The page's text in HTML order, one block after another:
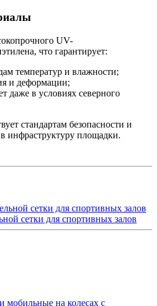
UV-
что гарантирует:
температур и влажности;
и деформации;
даже в условиях северного
стандартам безопасности и
инфраструктуру площадки.
сетки для спортивных залов